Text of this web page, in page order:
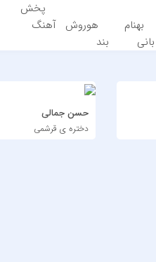
بهنام
بانی
هوروش
بند
پخش
آهنگ
حسن جمالی
دختره ی قرشمی